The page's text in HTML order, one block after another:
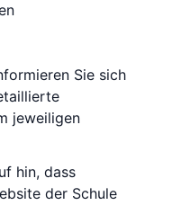
Sie sich
jeweiligen
hin, dass
der Schule